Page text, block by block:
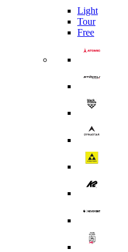
Light
Tour
Free